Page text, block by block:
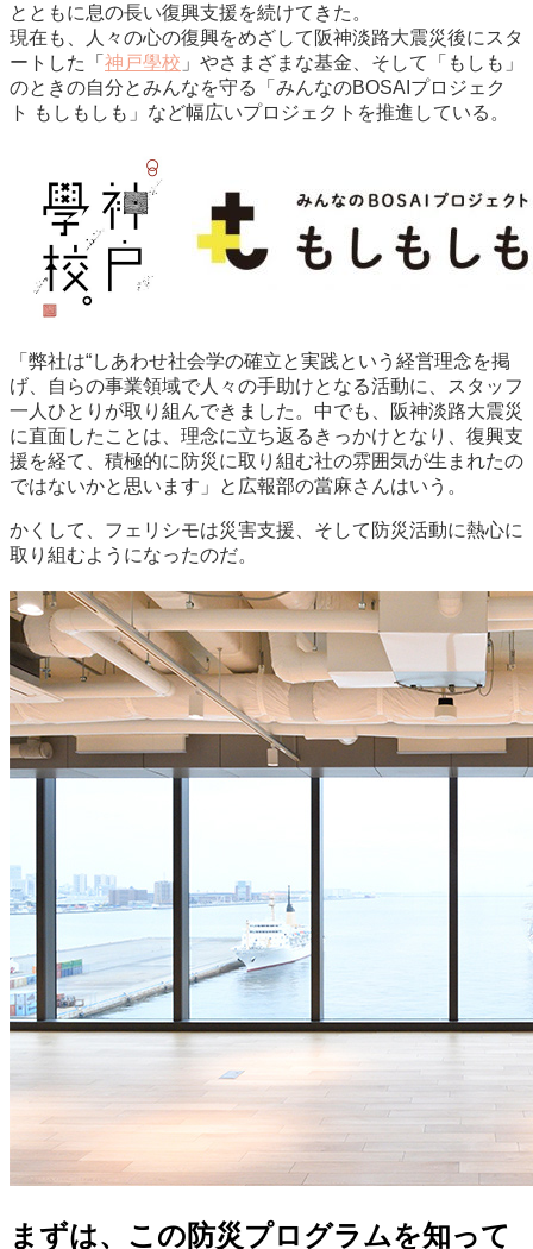
とともに息の長い復興支援を続けてきた。
現在も、人々の心の復興をめざして阪神淡路大震災後にスタ
ートした「 神戸學校 」やさまざまな基金、そして「もしも」
のときの自分とみんなを守る「みんなのBOSAIプロジェク
ト もしもしも」など幅広いプロジェクトを推進している。
「弊社は“しあわせ社会学の確立と実践という経営理念を掲
げ、自らの事業領域で人々の手助けとなる活動に、スタッフ
一人ひとりが取り組んできました。中でも、阪神淡路大震災
に直面したことは、理念に立ち返るきっかけとなり、復興支
援を経て、積極的に防災に取り組む社の雰囲気が生まれたの
ではないかと思います」と広報部の當麻さんはいう。
かくして、フェリシモは災害支援、そして防災活動に熱心に
取り組むようになったのだ。
まずは、この防災プログラムを知って